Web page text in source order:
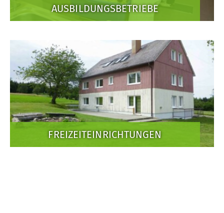
AUSBILDUNGSBETRIEBE
FREIZEITEINRICHTUNGEN